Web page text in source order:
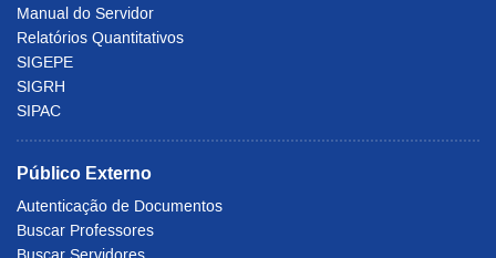
Manual do Servidor
Relatórios Quantitativos
SIGEPE
SIGRH
SIPAC
Público Externo
Autenticação de Documentos
Buscar Professores